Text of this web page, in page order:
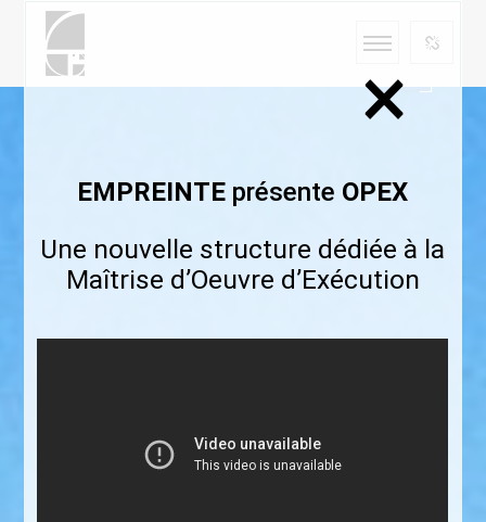
EMPREINTE présente OPEX
Une nouvelle structure dédiée à la
Maîtrise d’Oeuvre d’Exécution
×